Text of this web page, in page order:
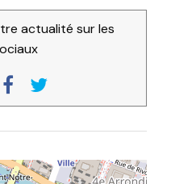
actualité sur les